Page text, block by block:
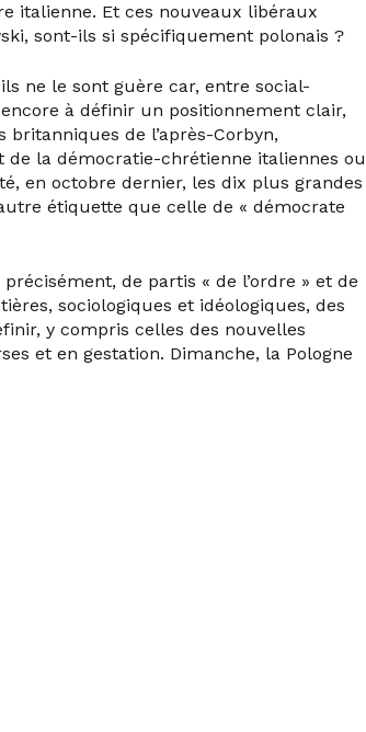
italienne. Et ces nouveaux libéraux
sont-ils si spécifiquement polonais ?
ne le sont guère car, entre social-
à définir un positionnement clair,
de l’après-Corbyn,
la démocratie-chrétienne italiennes ou
en octobre dernier, les dix plus grandes
étiquette que celle de « démocrate
de partis « de l’ordre » et de
sociologiques et idéologiques, des
y compris celles des nouvelles
et en gestation. Dimanche, la Pologne